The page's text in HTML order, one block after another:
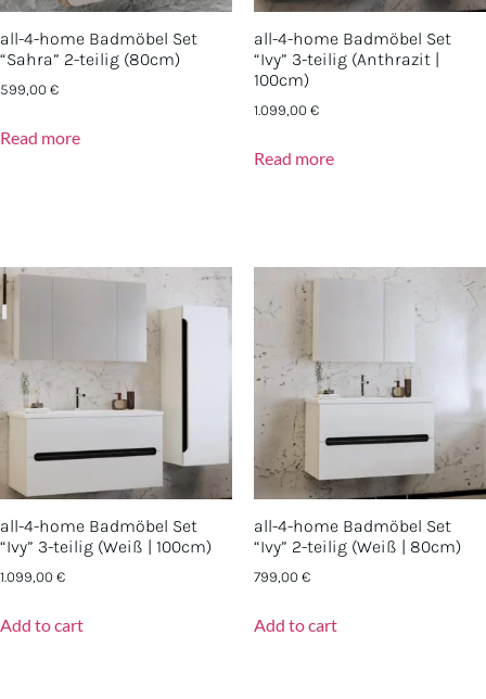
all-4-home Badmöbel Set
“Sahra” 2-teilig (80cm)
599,00€
Read more
all-4-home Badmöbel Set
“Ivy” 3-teilig (Anthrazit |
100cm)
1.099,00€
Read more
all-4-home Badmöbel Set
“Ivy” 3-teilig (Weiß | 100cm)
1.099,00€
Add to cart
all-4-home Badmöbel Set
“Ivy” 2-teilig (Weiß | 80cm)
799,00€
Add to cart